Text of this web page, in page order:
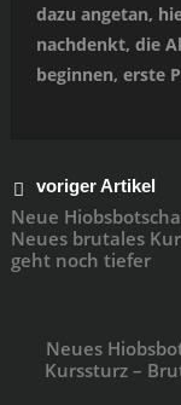
dazu angetan,
nachdenkt, die
beginnen, erste
voriger Artikel
Neue
Neues brutales
geht noch tiefer
Neues
Kurssturz –